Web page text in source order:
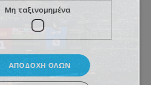
Μη ταξινομημένα
ΑΠΟΔΟΧΉ ΌΛΩΝ